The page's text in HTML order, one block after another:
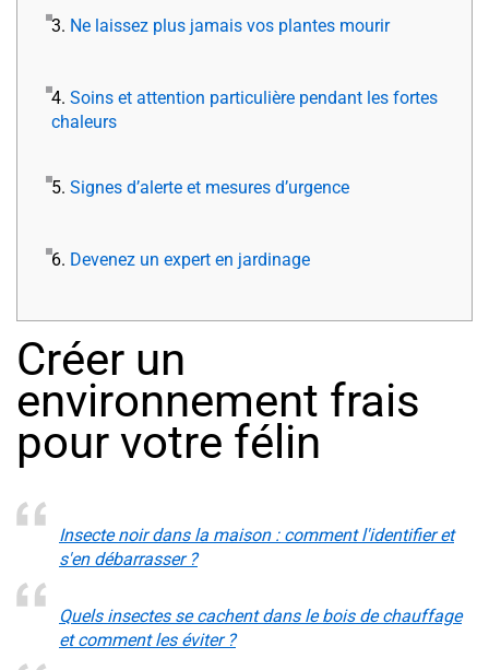
3. Ne laissez plus jamais vos plantes mourir
4. Soins et attention particulière pendant les fortes
chaleurs
5. Signes d’alerte et mesures d’urgence
6. Devenez un expert en jardinage
Créer un
environnement frais
pour votre félin
Insecte noir dans la maison : comment l'identifier et
s'en débarrasser ?
Quels insectes se cachent dans le bois de chauffage
et comment les éviter ?